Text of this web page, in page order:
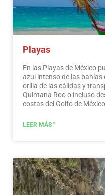
Playas
En las Playas de México
azul intenso de las bahías
orilla de las cálidas y
Quintana Roo o incluso
costas del Golfo de
visitarlos, además de
LEER MÁS "